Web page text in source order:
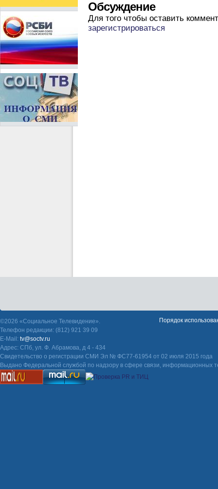
Обсуждение
Для того чтобы оставить
зарегистрироваться
©2026 «Социальное Телевидение».
Телефон редакции: (812) 921 39 09
E-Mail: tv@soctv.ru
Адрес: СПб, ул. Ф. Абрамова, д 4 - 434
Свидетельство о регистрации СМИ Эл № ФС77-61954 от 02 июля 2015 года
Выдано Федеральной службой по надзору в сфере связи, информационных
Порядок